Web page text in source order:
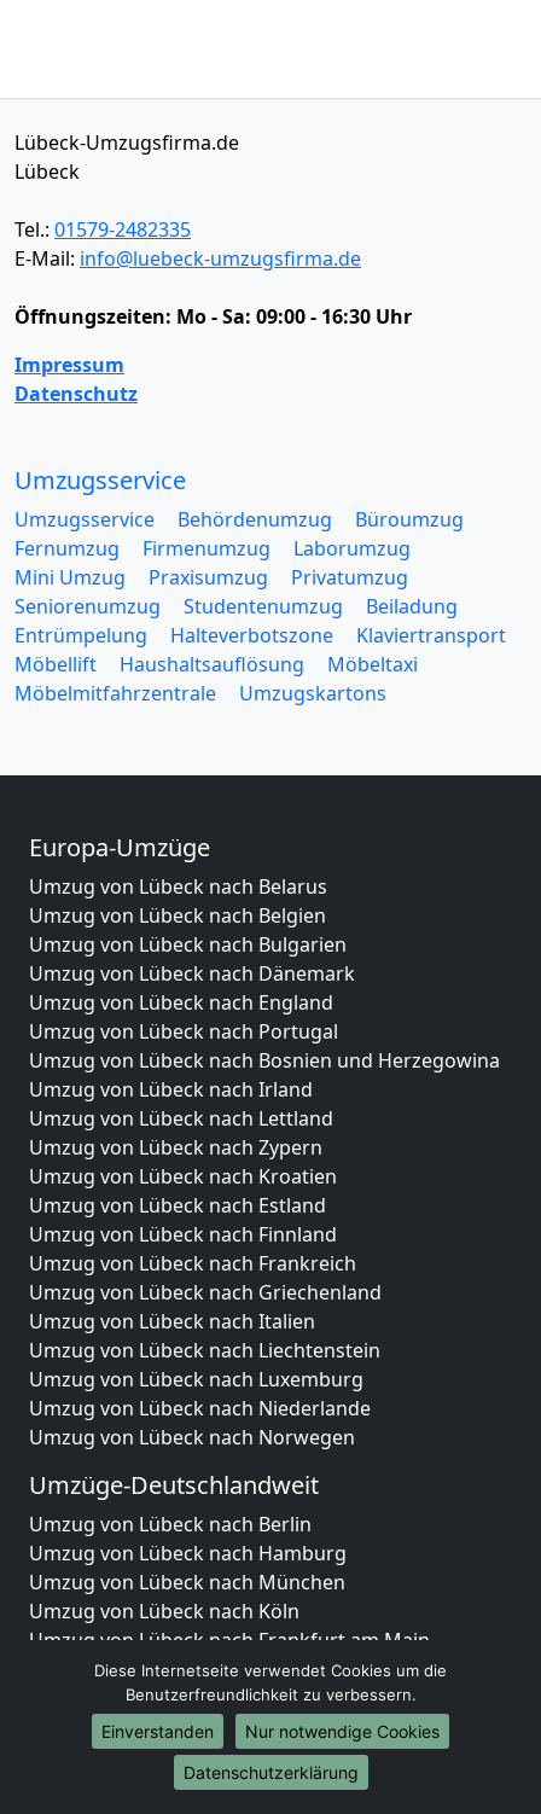
Lübeck-Umzugsfirma.de
Lübeck
Tel.: 01579-2482335
E-Mail: info@luebeck-umzugsfirma.de
Öffnungszeiten: Mo - Sa: 09:00 - 16:30 Uhr
Impressum
Datenschutz
Umzugsservice
Umzugsservice Behördenumzug
Büroumzug
Fernumzug
Firmenumzug
Laborumzug
Mini Umzug
Praxisumzug
Privatumzug
Seniorenumzug
Studentenumzug
Beiladung
Entrümpelung
Halteverbotszone
Klaviertransport
Möbellift
Haushaltsauflösung
Möbeltaxi
Möbelmitfahrzentrale
Umzugskartons
Europa-Umzüge
Umzug von Lübeck nach Belarus
Umzug von Lübeck nach Belgien
Umzug von Lübeck nach Bulgarien
Umzug von Lübeck nach Dänemark
Umzug von Lübeck nach England
Umzug von Lübeck nach Portugal
Umzug von Lübeck nach Bosnien und Herzegowina
Umzug von Lübeck nach Irland
Umzug von Lübeck nach Lettland
Umzug von Lübeck nach Zypern
Umzug von Lübeck nach Kroatien
Umzug von Lübeck nach Estland
Umzug von Lübeck nach Finnland
Umzug von Lübeck nach Frankreich
Umzug von Lübeck nach Griechenland
Umzug von Lübeck nach Italien
Umzug von Lübeck nach Liechtenstein
Umzug von Lübeck nach Luxemburg
Umzug von Lübeck nach Niederlande
Umzug von Lübeck nach Norwegen
Umzüge-Deutschlandweit
Umzug von Lübeck nach Berlin
Umzug von Lübeck nach Hamburg
Umzug von Lübeck nach München
Umzug von Lübeck nach Köln
Umzug von Lübeck nach Frankfurt am Main
Umzug von Lübeck nach Stuttgart
Umzug von Lübeck nach Düsseldorf
Umzug von Lübeck nach Leipzig
Umzug von Lübeck nach Dortmund
Umzug von Lübeck nach Essen
Diese Internetseite verwendet Cookies um die
Benutzerfreundlichkeit zu verbessern.
Einverstanden
Nur notwendige Cookies
Datenschutzerklärung